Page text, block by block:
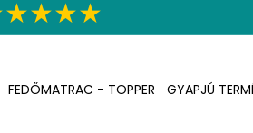
FEDŐMATRAC - TOPPER GYAPJÚ